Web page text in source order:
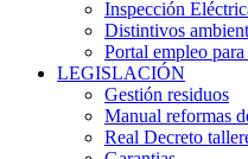
Inspección
Distintivos
Portal empleo
LEGISLACIÓN
Gestión residuos
Manual reformas
Real Decreto